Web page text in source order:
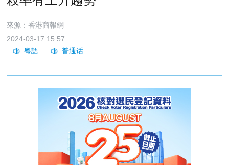
來源：香港商報網
2024-03-17 15:57